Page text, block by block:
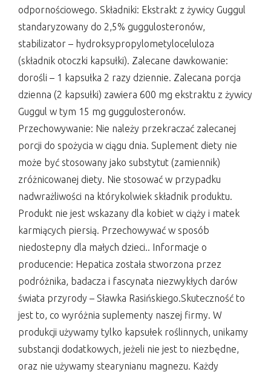
odpornościowego. Składniki: Ekstrakt z żywicy Guggul
standaryzowany do 2,5% guggulosteronów,
stabilizator – hydroksypropylometyloceluloza
(składnik otoczki kapsułki). Zalecane dawkowanie:
dorośli – 1 kapsułka 2 razy dziennie. Zalecana porcja
dzienna (2 kapsułki) zawiera 600 mg ekstraktu z żywicy
Guggul w tym 15 mg guggulosteronów.
Przechowywanie: Nie należy przekraczać zalecanej
porcji do spożycia w ciągu dnia. Suplement diety nie
może być stosowany jako substytut (zamiennik)
zróżnicowanej diety. Nie stosować w przypadku
nadwrażliwości na którykolwiek składnik produktu.
Produkt nie jest wskazany dla kobiet w ciąży i matek
karmiących piersią. Przechowywać w sposób
niedostepny dla małych dzieci.. Informacje o
producencie: Hepatica została stworzona przez
podróżnika, badacza i fascynata niezwykłych darów
świata przyrody – Sławka Rasińskiego.Skuteczność to
jest to, co wyróżnia suplementy naszej firmy. W
produkcji używamy tylko kapsułek roślinnych, unikamy
substancji dodatkowych, jeżeli nie jest to niezbędne,
oraz nie używamy stearynianu magnezu. Każdy